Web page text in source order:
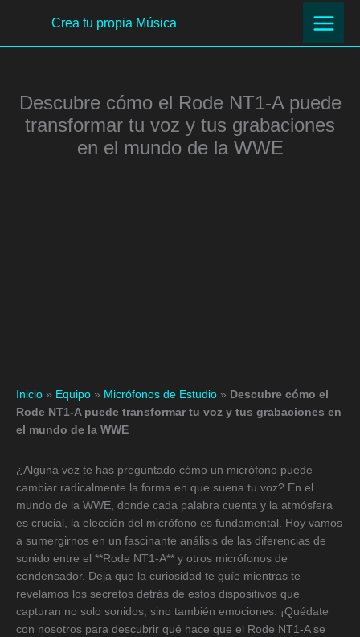
contenido
Crea tu propia Música
Descubre cómo el Rode NT1-A puede
transformar tu voz y tus grabaciones
en el mundo de la WWE
Inicio » Equipo » Micrófonos de Estudio » Descubre cómo el
Rode NT1-A puede transformar tu voz y tus grabaciones en
el mundo de la WWE
¿Alguna vez te has preguntado cómo un micrófono puede
cambiar radicalmente la forma en que suena tu voz? En el
mundo de la WWE, donde cada palabra cuenta y la atmósfera
es crucial, la elección del micrófono es fundamental. Hoy vamos
a sumergirnos en un fascinante análisis de las diferencias de
sonido entre el **Rode NT1-A** y otros micrófonos de
condensador. Deja que la curiosidad te guíe mientras te
revelamos los secretos detrás de estos dispositivos que
capturan no solo sonidos, sino también emociones. ¡Quédate
con nosotros para descubrir qué hace que el Rode NT1-A se